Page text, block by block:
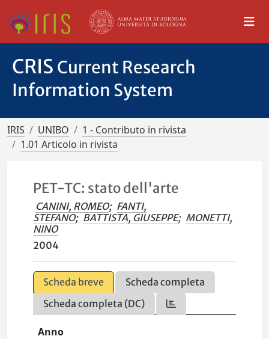
CRIS Current Research
Information System
IRIS UNIBO
1 - Contributo in rivista
1.01 Articolo in rivista
PET-TC: stato dell'arte
CANINI, ROMEO; FANTI,
STEFANO; BATTISTA, GIUSEPPE; MONETTI,
NINO
2004
Scheda breve
Scheda completa
Scheda completa (DC)
Anno